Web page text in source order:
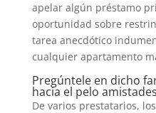
apelar algún préstamo
oportunidad sobre
tarea anecdótico
cualquier apartamento
Pregúntele en dicho
hacia el pelo amistades
De varios prestatarios,